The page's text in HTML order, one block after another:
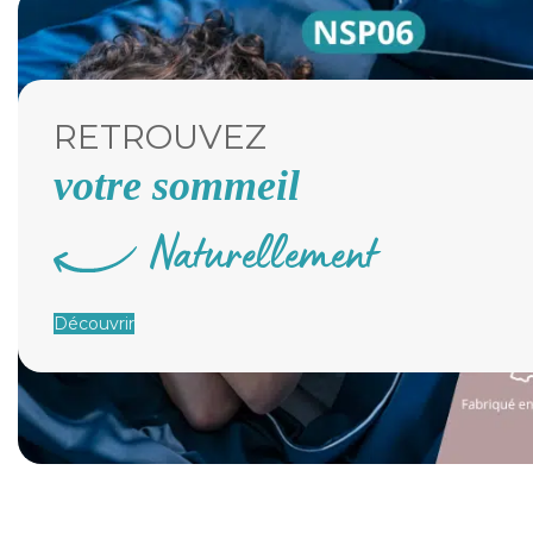
RETROUVEZ
votre sommeil
Naturellement
Découvrir